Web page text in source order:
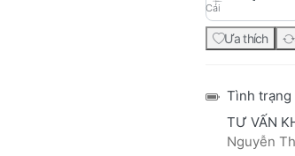
Cái
Ưa thích
Tình trạng
TƯ VẤN
Nguyễn